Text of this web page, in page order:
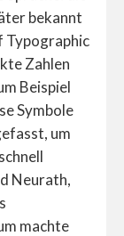
bekannt
Typographic
Zahlen
Beispiel
Symbole
um
Neurath,
machte